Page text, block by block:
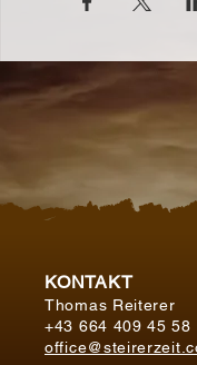
KONTAKT
Thomas Reiterer
+43 664 409 45 58